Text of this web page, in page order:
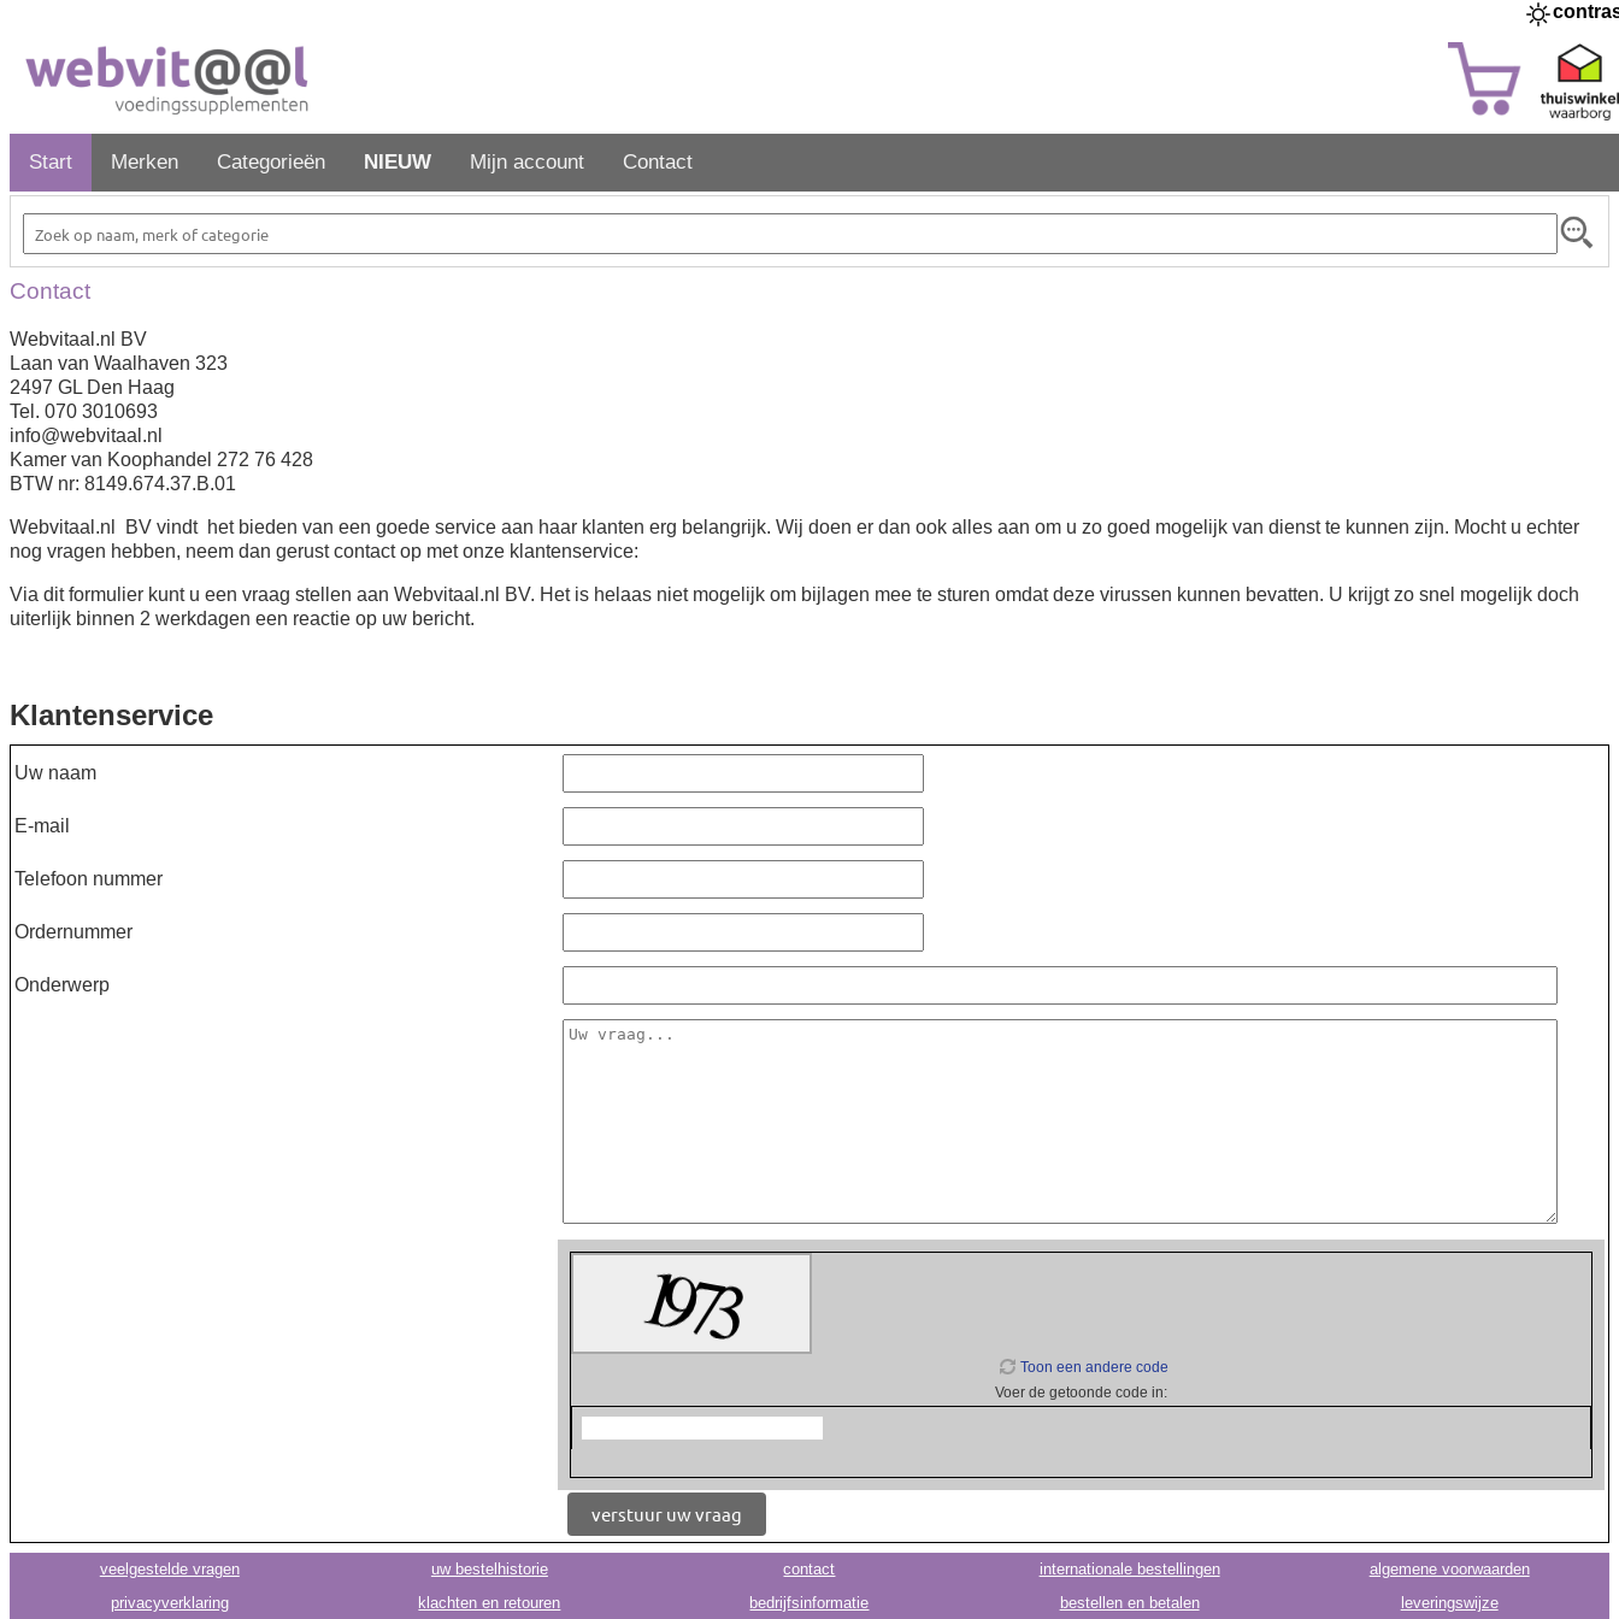
Start Merken Categorieën NIEUW Mijn account Contact
Contact
Webvitaal.nl BV
Laan van Waalhaven 323
2497 GL Den Haag
Tel. 070 3010693
info@webvitaal.nl
Kamer van Koophandel 272 76 428
BTW nr: 8149.674.37.B.01
Webvitaal.nl BV vindt het bieden van een goede service aan haar klanten erg belangrijk. Wij doen er dan ook alles aan om u zo goed mogelijk van dienst te kunnen zijn. Mocht u echter
nog vragen hebben, neem dan gerust contact op met onze klantenservice:
Via dit formulier kunt u een vraag stellen aan Webvitaal.nl BV. Het is helaas niet mogelijk om bijlagen mee te sturen omdat deze virussen kunnen bevatten. U krijgt zo snel mogelijk doch
uiterlijk binnen 2 werkdagen een reactie op uw bericht.
Klantenservice
Uw naam
E-mail
Telefoon nummer
Ordernummer
Onderwerp
Toon een andere code
Voer de getoonde code in:
veelgestelde vragen uw bestelhistorie contact internationale bestellingen
algemene voorwaarden
privacyverklaring
klachten en retouren bedrijfsinformatie bestellen en betalen leveringswijze